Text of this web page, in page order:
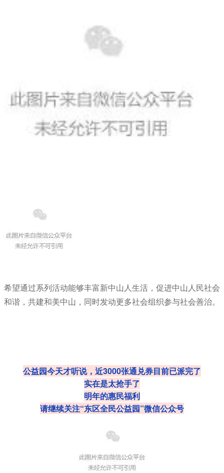
希望通过系列活动能够丰富新中山人生活，促进中山人民社会
和谐，共建和美中山，同时发动更多社会组织参与社会善治。
公益园今天才听说，近3000张通兑券目前已派完了
实在是太抢手了
明年的惠民福利
请继续关注“东区全民公益园”微信公众号